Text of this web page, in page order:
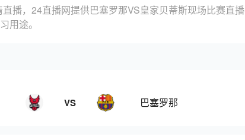
播，24直播网提供巴塞罗那VS皇家贝蒂斯现场比赛直
用途。
VS 巴塞罗那